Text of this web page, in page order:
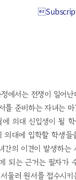
에서는 전쟁이 일어난
준비하는 자녀는 마
의대 신입생이 될
의대에 입학할 학생들
간의 이견이 발생하는
되는 근거는 필자가
둘러 원서를 접수시키